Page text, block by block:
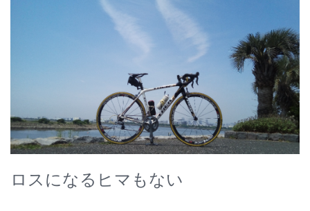
ロスになるヒマもない